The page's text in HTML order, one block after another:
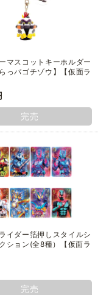
マスコットキーホルダー
っパゴチゾウ】【仮面ラ
完売
イダー箔押しスタイルシ
ション(全8種）【仮面ラ
完売